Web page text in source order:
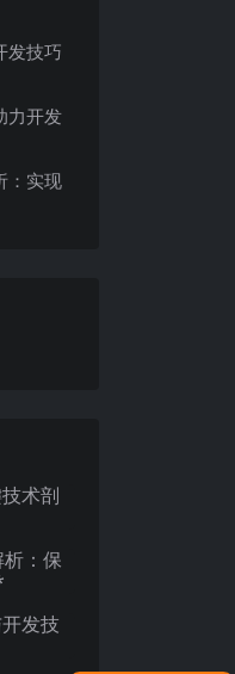
发技巧
力开发
：实现
术剖
：保
发技